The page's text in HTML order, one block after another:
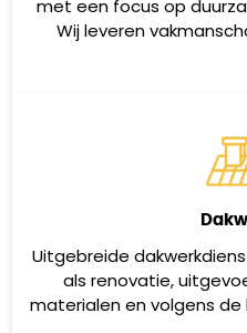
met een focus op
Wij leveren
Uitgebreide
als renovatie,
materialen en volgens